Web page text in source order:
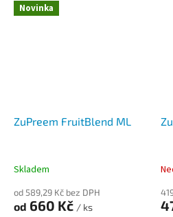
Novinka
ZuPreem FruitBlend ML
Skladem
od 589,29 Kč bez DPH
od 660 Kč / ks